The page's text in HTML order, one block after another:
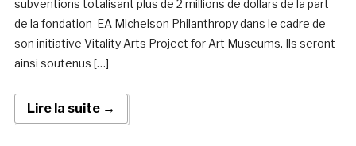
subventions totalisant plus de 2 millions de dollars de la part
de la fondation EA Michelson Philanthropy dans le cadre de
son initiative Vitality Arts Project for Art Museums. Ils seront
ainsi soutenus […]
Lire la suite →